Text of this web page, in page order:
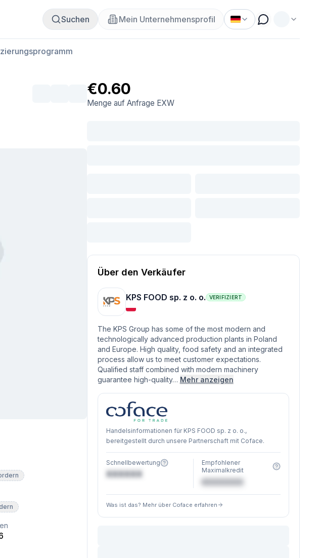
Suchen Mein Unternehmensprofil
€0.60
Menge auf Anfrage EXW
Über den Verkäufer
KPS FOOD sp. z o. o. VERIFIZIERT
The KPS Group has some of the most modern and
technologically advanced production plants in Poland
and Europe. High quality, food safety and an integrated
process allow us to meet customer expectations.
Qualified staff combined with modern machinery
guarantee high-quality… Mehr anzeigen
Handelsinformationen für KPS FOOD sp. z o. o.,
bereitgestellt durch unsere Partnerschaft mit Coface.
Schnellbewertung
XXXXXX
Empfohlener
Maximalkredit
Was ist das? Mehr über Coface erfahren